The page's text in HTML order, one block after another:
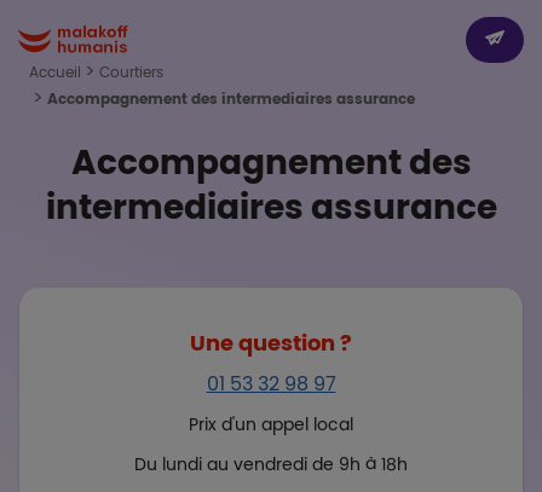
Malakoff Humanis Accueil
Accueil
Courtiers
Accompagnement des intermediaires assurance
Accompagnement des
intermediaires assurance
Une question ?
01 53 32 98 97
Prix d'un appel local
Du lundi au vendredi de 9h à 18h